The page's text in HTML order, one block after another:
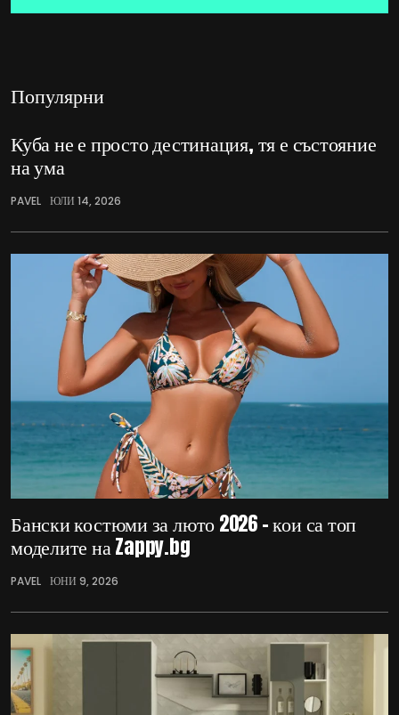
Популярни
Куба не е просто дестинация, тя е състояние
на ума
PAVEL ЮЛИ 14, 2026
Бански костюми за люто 2026 – кои са топ
моделите на Zappy.bg
PAVEL ЮНИ 9, 2026